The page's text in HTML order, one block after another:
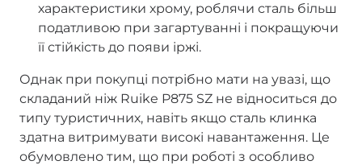
характеристики хрому, роблячи сталь більш
податливою при загартуванні і покращуючи
її стійкість до появи іржі.
Однак при покупці потрібно мати на увазі, що
складаний ніж Ruike P875 SZ не відноситься до
типу туристичних, навіть якщо сталь клинка
здатна витримувати високі навантаження. Це
обумовлено тим, що при роботі з особливо